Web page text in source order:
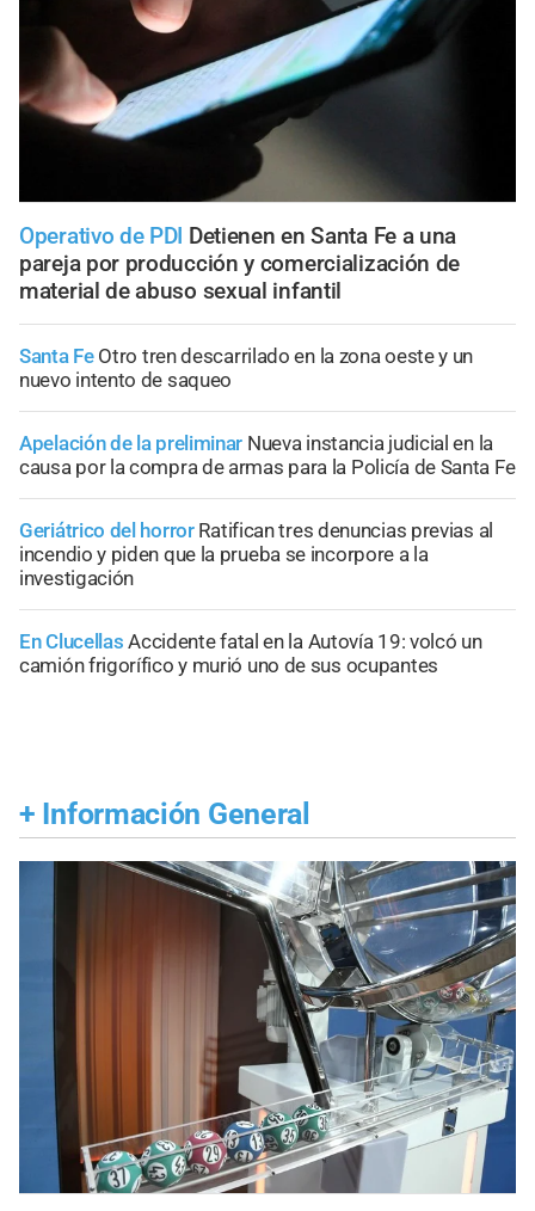
Operativo de PDI Detienen en Santa Fe a una
pareja por producción y comercialización de
material de abuso sexual infantil
Santa Fe Otro tren descarrilado en la zona oeste y un
nuevo intento de saqueo
Apelación de la preliminar Nueva instancia judicial en la
causa por la compra de armas para la Policía de Santa Fe
Geriátrico del horror Ratifican tres denuncias previas al
incendio y piden que la prueba se incorpore a la
investigación
En Clucellas Accidente fatal en la Autovía 19: volcó un
camión frigorífico y murió uno de sus ocupantes
+ Información General